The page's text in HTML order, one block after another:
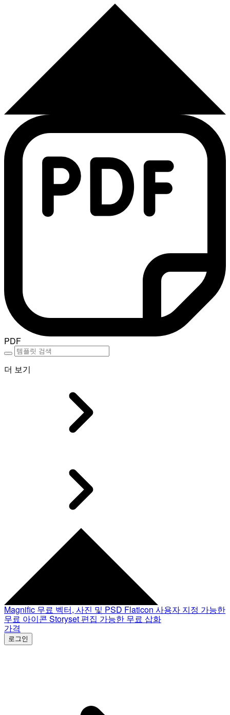
PDF
더 보기
Magnific 무료 벡터, 사진 및 PSD Flaticon 사용자 지정 가능한
무료 아이콘 Storyset 편집 가능한 무료 삽화
가격
로그인